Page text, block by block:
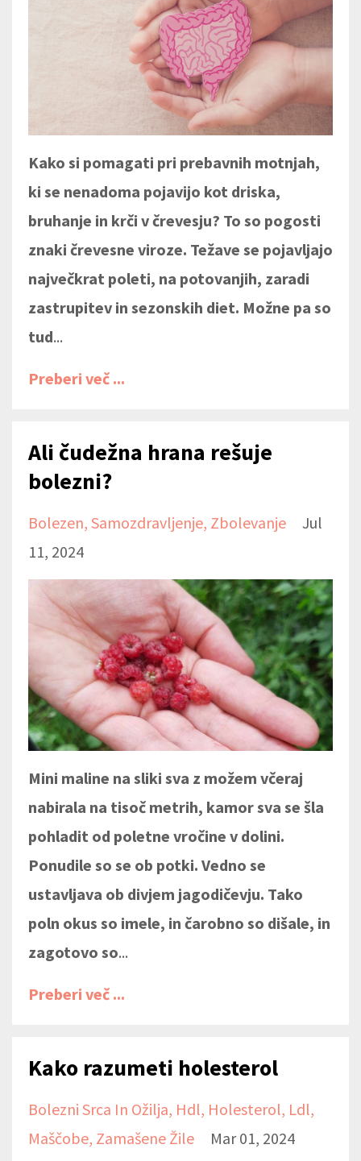
Kako si pomagati pri prebavnih motnjah,
ki se nenadoma pojavijo kot driska,
bruhanje in krči v črevesju? To so pogosti
znaki črevesne viroze. Težave se pojavljajo
največkrat poleti, na potovanjih, zaradi
zastrupitev in sezonskih diet. Možne pa so
tud...
Preberi več ...
Ali čudežna hrana rešuje
bolezni?
Bolezen Samozdravljenje Zbolevanje
Jul
11, 2024
Mini maline na sliki sva z možem včeraj
nabirala na tisoč metrih, kamor sva se šla
pohladit od poletne vročine v dolini.
Ponudile so se ob potki. Vedno se
ustavljava ob divjem jagodičevju. Tako
poln okus so imele, in čarobno so dišale, in
zagotovo so...
Preberi več ...
Kako razumeti holesterol
Bolezni Srca In Ožilja Hdl Holesterol Ldl
Maščobe Zamašene Žile Mar 01, 2024